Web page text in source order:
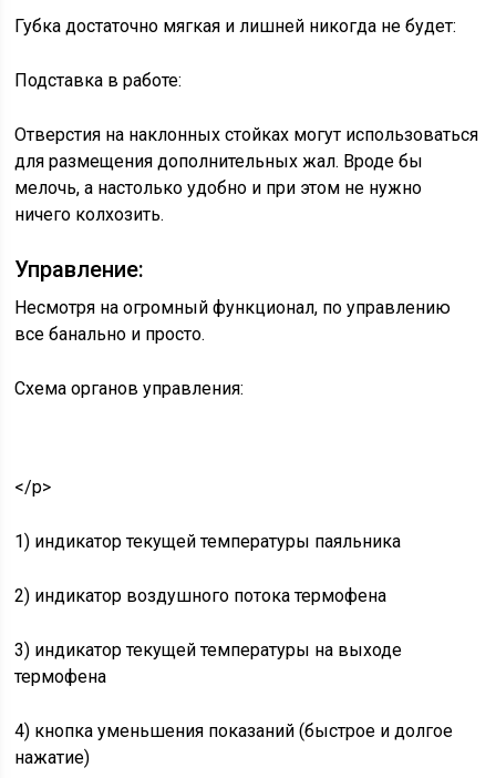
Губка достаточно мягкая и лишней никогда не будет:
Подставка в работе:
Отверстия на наклонных стойках могут использоваться
для размещения дополнительных жал. Вроде бы
мелочь, а настолько удобно и при этом не нужно
ничего колхозить.
Управление:
Несмотря на огромный функционал, по управлению
все банально и просто.
Схема органов управления:
</p>
1) индикатор текущей температуры паяльника
2) индикатор воздушного потока термофена
3) индикатор текущей температуры на выходе
термофена
4) кнопка уменьшения показаний (быстрое и долгое
нажатие)